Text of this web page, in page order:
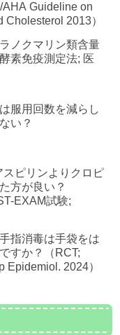
Guideline on
Cholesterol 2013）
ノクマリン類含量
素免疫測定法; 医
服用回数を減らし
い？
ピリンよりクロピ
方が良い？
EXAM試験;
指消毒は手袋をは
すか？（RCT;
Epidemiol. 2024）